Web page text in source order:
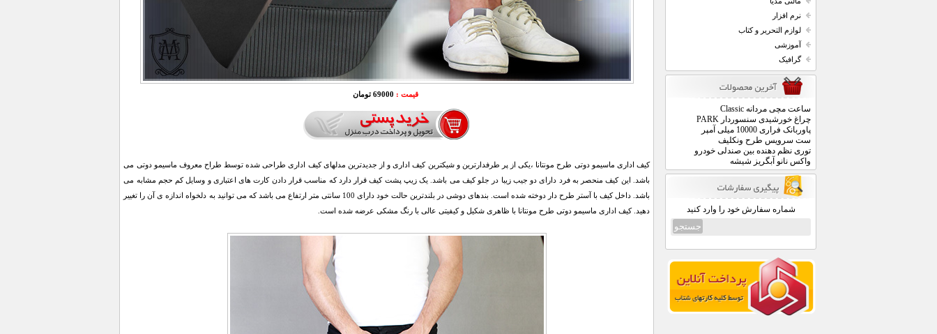
نرم افزار
لوازم التحریر و کتاب
آموزشی
گرافیک
ساعت مچی مردانه Classic
چراغ خورشیدی سنسوردار PARK
پاوربانک فراری 10000 میلی آمپر
ست سرویس طرح ونکلیف
توری نظم دهنده بین صندلی خودرو
واکس نانو آبگریز شیشه
شماره سفارش خود را وارد کنید
قیمت : 69000 تومان
کیف اداری ماسیمو دوتی طرح مونتانا ،یکی از پر طرفدارترین و شیکترین کیف اداری و از جدیدترین مدلهای کیف اداری طراحی شده توسط طراح معروف ماسیمو دوتی می
باشد. این کیف منحصر به فرد دارای دو جیب زیبا در جلو کیف می باشد. یک زیپ پشت کیف قرار دارد که مناسب قرار دادن کارت های اعتباری و وسایل کم حجم مشابه می
باشد. داخل کیف با آستر طرح دار دوخته شده است. بندهای دوشی در بلندترین حالت خود دارای 100 سانتی متر ارتفاع می باشد که می توانید به دلخواه اندازه ی آن را تغییر
دهید. کیف اداری ماسیمو دوتی طرح مونتانا با ظاهری شکیل و کیفیتی عالی با رنگ مشکی عرضه شده است.